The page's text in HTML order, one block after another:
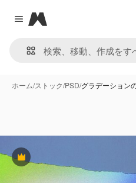
Close menu
Magnific
ホーム/ストック/PSD/グラデーション
Premium